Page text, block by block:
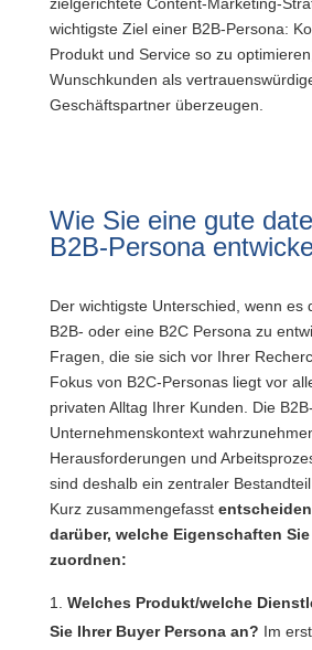
wichtigste Ziel einer B2B-Persona:
Produkt und Service so zu
Wunschkunden als
Geschäftspartner überzeugen.
Wie Sie eine gute
B2B-Persona
Der wichtigste Unterschied, wenn es
B2B- oder eine B2C Persona zu
Fragen, die sie sich vor Ihrer
Fokus von B2C-Personas liegt vor
privaten Alltag Ihrer Kunden. Die
Unternehmenskontext
Herausforderungen und
sind deshalb ein zentraler
Kurz zusammengefasst
darüber, welche Eigenschaften
zuordnen:
Welches Produkt/welche
Sie Ihrer Buyer Persona an? Im